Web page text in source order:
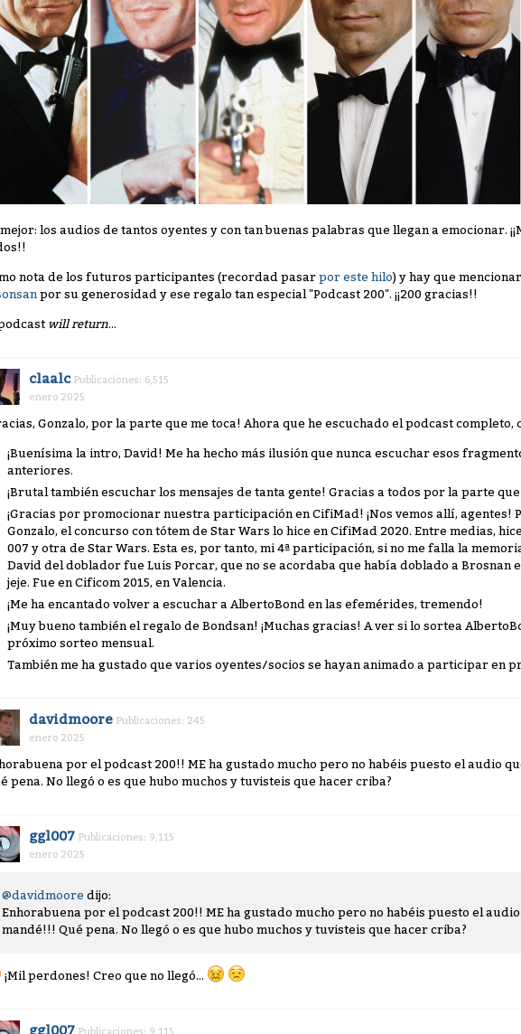
los audios de tantos oyentes y con tan buenas palabras que llegan a emocionar.
nota de los futuros participantes (recordad pasar por este hilo) y hay que
por su generosidad y ese regalo tan especial "Podcast 200". ¡¡200 gracias!!
will return...
claalc Publicaciones: 6,515
enero 2025
Gonzalo, por la parte que me toca! Ahora que he escuchado el podcast completo,
¡Buenísima la intro, David! Me ha hecho más ilusión que nunca escuchar esos
anteriores.
¡Brutal también escuchar los mensajes de tanta gente! Gracias a todos por la parte que
¡Gracias por promocionar nuestra participación en CifiMad! ¡Nos vemos allí, agentes!
Gonzalo, el concurso con tótem de Star Wars lo hice en CifiMad 2020. Entre medias,
007 y otra de Star Wars. Esta es, por tanto, mi 4ª participación, si no me falla la
David del doblador fue Luis Porcar, que no se acordaba que había doblado a Brosnan
jeje. Fue en Cificom 2015, en Valencia.
¡Me ha encantado volver a escuchar a AlbertoBond en las efemérides, tremendo!
¡Muy bueno también el regalo de Bondsan! ¡Muchas gracias! A ver si lo sortea
próximo sorteo mensual.
También me ha gustado que varios oyentes/socios se hayan animado a participar en
davidmoore Publicaciones: 245
enero 2025
por el podcast 200!! ME ha gustado mucho pero no habéis puesto el audio
pena. No llegó o es que hubo muchos y tuvisteis que hacer criba?
ggl007 Publicaciones: 9,115
enero 2025
@davidmoore dijo:
Enhorabuena por el podcast 200!! ME ha gustado mucho pero no habéis puesto el audio
mandé!!! Qué pena. No llegó o es que hubo muchos y tuvisteis que hacer criba?
¡Mil perdones! Creo que no llegó...
ggl007